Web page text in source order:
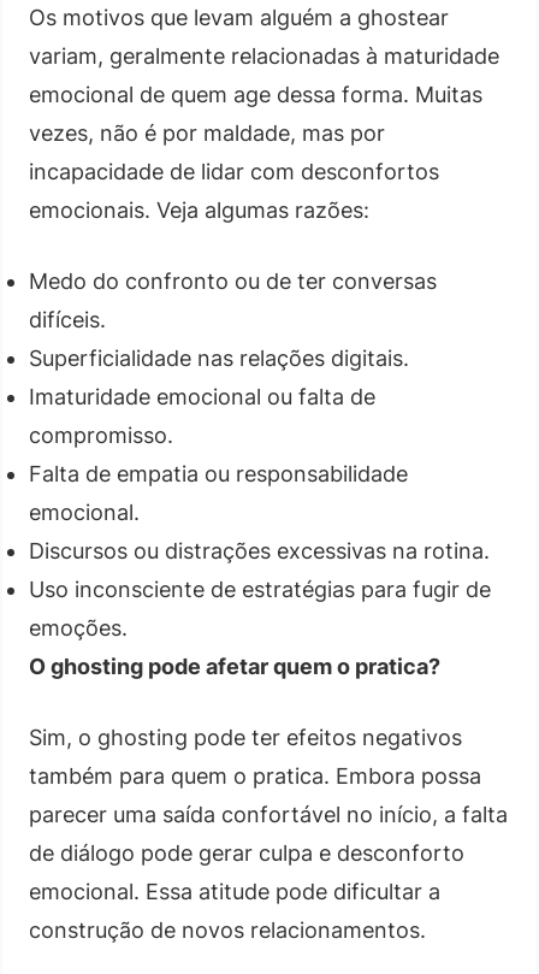
Os motivos que levam alguém a ghostear
variam, geralmente relacionadas à maturidade
emocional de quem age dessa forma. Muitas
vezes, não é por maldade, mas por
incapacidade de lidar com desconfortos
emocionais. Veja algumas razões:
Medo do confronto ou de ter conversas
difíceis.
Superficialidade nas relações digitais.
Imaturidade emocional ou falta de
compromisso.
Falta de empatia ou responsabilidade
emocional.
Discursos ou distrações excessivas na rotina.
Uso inconsciente de estratégias para fugir de
emoções.
O ghosting pode afetar quem o pratica?
Sim, o ghosting pode ter efeitos negativos
também para quem o pratica. Embora possa
parecer uma saída confortável no início, a falta
de diálogo pode gerar culpa e desconforto
emocional. Essa atitude pode dificultar a
construção de novos relacionamentos.